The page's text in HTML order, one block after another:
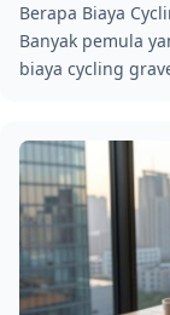
Berapa Biaya
Banyak pemula
biaya cycling